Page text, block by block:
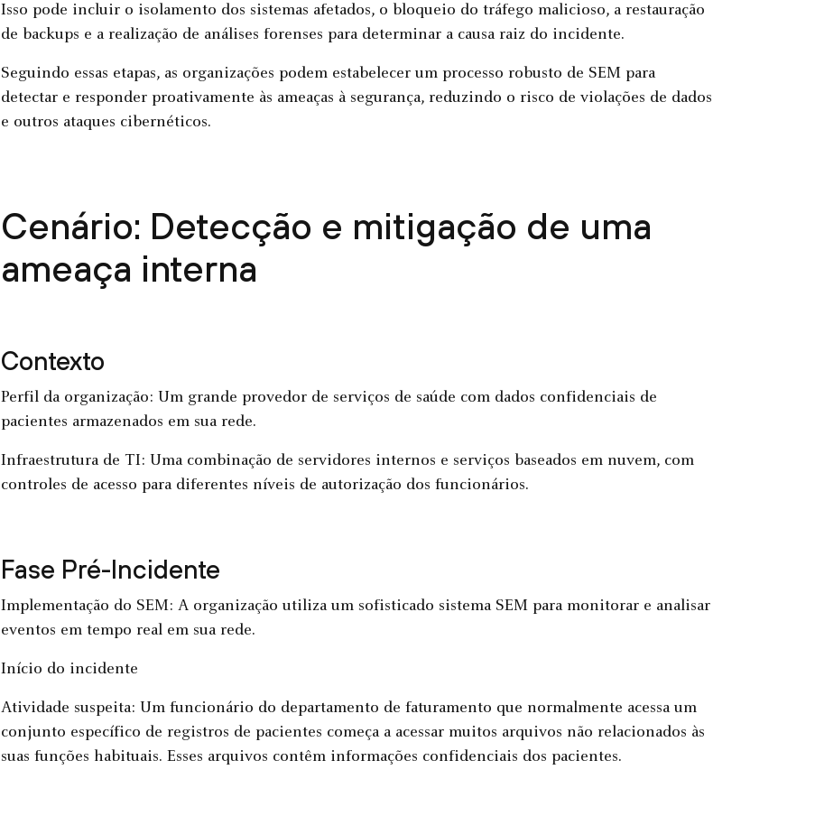
Isso pode incluir o isolamento dos sistemas afetados, o bloqueio do tráfego malicioso, a restauração
de backups e a realização de análises forenses para determinar a causa raiz do incidente.
Seguindo essas etapas, as organizações podem estabelecer um processo robusto de SEM para
detectar e responder proativamente às ameaças à segurança, reduzindo o risco de violações de dados
e outros ataques cibernéticos.
Cenário: Detecção e mitigação de uma
ameaça interna
Contexto
Perfil da organização: Um grande provedor de serviços de saúde com dados confidenciais de
pacientes armazenados em sua rede.
Infraestrutura de TI: Uma combinação de servidores internos e serviços baseados em nuvem, com
controles de acesso para diferentes níveis de autorização dos funcionários.
Fase Pré-Incidente
Implementação do SEM: A organização utiliza um sofisticado sistema SEM para monitorar e analisar
eventos em tempo real em sua rede.
Início do incidente
Atividade suspeita: Um funcionário do departamento de faturamento que normalmente acessa um
conjunto específico de registros de pacientes começa a acessar muitos arquivos não relacionados às
suas funções habituais. Esses arquivos contêm informações confidenciais dos pacientes.